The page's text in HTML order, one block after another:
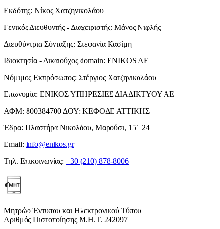
Εκδότης: Νίκος Χατζηνικολάου
Γενικός Διευθυντής - Διαχειριστής: Μάνος Νιφλής
Διευθύντρια Σύνταξης: Στεφανία Κασίμη
Ιδιοκτησία - Δικαιούχος domain: ENIKOS AE
Νόμιμος Εκπρόσωπος: Στέργιος Χατζηνικολάου
Επωνυμία: ΕΝΙΚΟΣ ΥΠΗΡΕΣΙΕΣ ΔΙΑΔΙΚΤΥΟΥ ΑΕ
ΑΦΜ: 800384700 ΔΟΥ: ΚΕΦΟΔΕ ΑΤΤΙΚΗΣ
Έδρα: Πλαστήρα Νικολάου, Μαρούσι, 151 24
Email: info@enikos.gr
Τηλ. Επικοινωνίας: +30 (210) 878-8006
Μητρώο Έντυπου και Ηλεκτρονικού Τύπου
Αριθμός Πιστοποίησης Μ.Η.Τ. 242097